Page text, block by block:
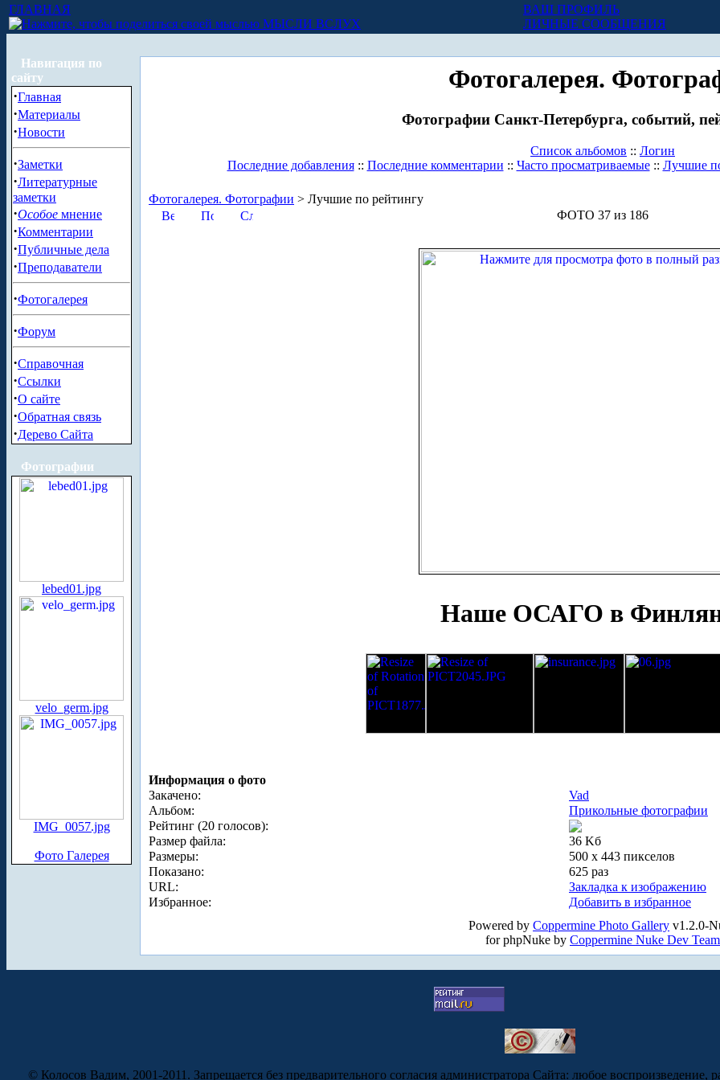
ГЛАВНАЯ
МЫСЛИ ВСЛУХ
ВАШ ПРОФИЛЬ
ЛИЧНЫЕ СООБЩЕНИЯ
Навигация по
сайту
·Главная
·Материалы
·Новости
·Заметки
·Литературные
заметки
·Особое мнение
·Комментарии
·Публичные дела
·Преподаватели
·Фотогалерея
·Форум
·Справочная
·Ссылки
·О сайте
·Обратная связь
·Дерево Сайта
Фотографии
lebed01.jpg
velo_germ.jpg
IMG_0057.jpg
Фото Галерея
Фотогалерея.
Фотографии Санкт-Петербурга, событий,
Список альбомов :: Логин
Последние добавления:: Последние комментарии :: Часто просматриваемые:: Лучшие
Фотогалерея. Фотографии > Лучшие по рейтингу
ФОТО 37 из 186
Наше ОСАГО в
Информация о фото
Закачено:
Vad
Альбом:
Прикольные фотографии
Рейтинг (20 голосов):
Размер файла:
36 Kб
Размеры:
500 x 443 пикселов
Показано:
625 раз
URL:
Закладка к изображению
Избранное:
Добавить в избранное
Powered by Coppermine Photo Gallery v1.2.0-
for phpNuke by Coppermine Nuke Dev Team
© Колосов Вадим, 2001-2011. Запрещается без предварительного согласия администратора Сайта: любое воспроизведение,